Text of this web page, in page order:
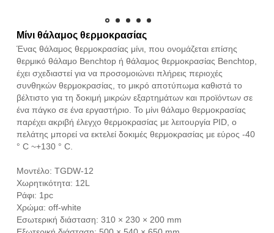
Μίνι θάλαμος θερμοκρασίας
Ένας θάλαμος θερμοκρασίας μίνι, που ονομάζεται επίσης
θερμικό θάλαμο Benchtop ή θάλαμος θερμοκρασίας Benchtop,
έχει σχεδιαστεί για να προσομοιώνει πλήρεις περιοχές
συνθηκών θερμοκρασίας, το μικρό αποτύπωμα καθιστά το
βέλτιστο για τη δοκιμή μικρών εξαρτημάτων και προϊόντων σε
ένα πάγκο σε ένα εργαστήριο. Το μίνι θάλαμο θερμοκρασίας
παρέχει ακριβή έλεγχο θερμοκρασίας με λειτουργία PID, ο
πελάτης μπορεί να εκτελεί δοκιμές θερμοκρασίας με εύρος -40
° C ~+130 ° C.
Μοντέλο: TGDW-12
Χωρητικότητα: 12L
Ράφι: 1pc
Χρώμα: off-white
Εσωτερική διάσταση: 310 × 230 × 200 mm